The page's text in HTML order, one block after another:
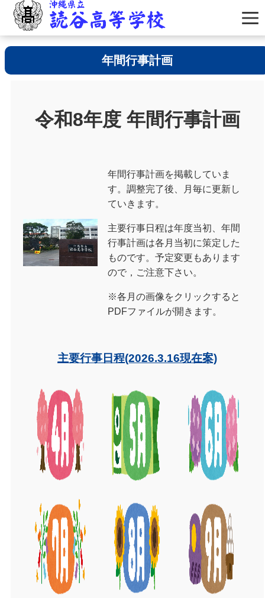
年間行事計画
令和8年度 年間行事計画
年間行事計画を掲載していま
す。調整完了後、月毎に更新し
ていきます。
主要行事日程は年度当初、年間
行事計画は各月当初に策定した
ものです。予定変更もあります
ので，ご注意下さい。
※各月の画像をクリックすると
PDFファイルが開きます。
主要行事日程(2026.3.16現在案)